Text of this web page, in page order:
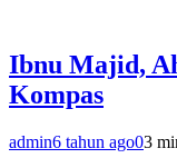
Ibnu Majid,
Kompas
admin6 tahun ago03